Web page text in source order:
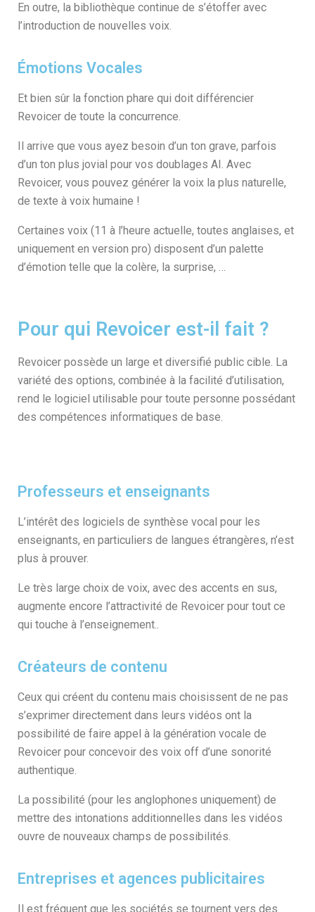
En outre, la bibliothèque continue de s’étoffer avec
l’introduction de nouvelles voix.
Émotions Vocales
Et bien sûr la fonction phare qui doit différencier
Revoicer de toute la concurrence.
Il arrive que vous ayez besoin d’un ton grave, parfois
d’un ton plus jovial pour vos doublages AI. Avec
Revoicer, vous pouvez générer la voix la plus naturelle,
de texte à voix humaine !
Certaines voix (11 à l’heure actuelle, toutes anglaises, et
uniquement en version pro) disposent d’un palette
d’émotion telle que la colère, la surprise, …
Pour qui Revoicer est-il fait ?
Revoicer possède un large et diversifié public cible. La
variété des options, combinée à la facilité d’utilisation,
rend le logiciel utilisable pour toute personne possédant
des compétences informatiques de base.
Professeurs et enseignants
L’intérêt des logiciels de synthèse vocal pour les
enseignants, en particuliers de langues étrangères, n’est
plus à prouver.
Le très large choix de voix, avec des accents en sus,
augmente encore l’attractivité de Revoicer pour tout ce
qui touche à l’enseignement..
Créateurs de contenu
Ceux qui créent du contenu mais choisissent de ne pas
s’exprimer directement dans leurs vidéos ont la
possibilité de faire appel à la génération vocale de
Revoicer pour concevoir des voix off d’une sonorité
authentique.
La possibilité (pour les anglophones uniquement) de
mettre des intonations additionnelles dans les vidéos
ouvre de nouveaux champs de possibilités.
Entreprises et agences publicitaires
Il est fréquent que les sociétés se tournent vers des